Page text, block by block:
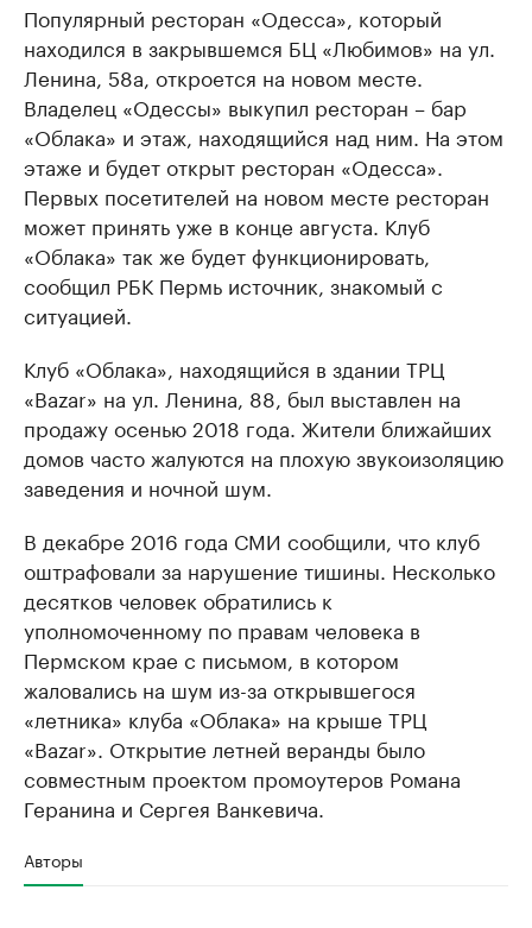
Популярный ресторан «Одесса», который
находился в закрывшемся БЦ «Любимов» на ул.
Ленина, 58а, откроется на новом месте.
Владелец «Одессы» выкупил ресторан – бар
«Облака» и этаж, находящийся над ним. На этом
этаже и будет открыт ресторан «Одесса».
Первых посетителей на новом месте ресторан
может принять уже в конце августа. Клуб
«Облака» так же будет функционировать,
сообщил РБК Пермь источник, знакомый с
ситуацией.
Клуб «Облака», находящийся в здании ТРЦ
«Bazar» на ул. Ленина, 88, был выставлен на
продажу осенью 2018 года. Жители ближайших
домов часто жалуются на плохую звукоизоляцию
заведения и ночной шум.
В декабре 2016 года СМИ сообщили, что клуб
оштрафовали за нарушение тишины. Несколько
десятков человек обратились к
уполномоченному по правам человека в
Пермском крае с письмом, в котором
жаловались на шум из-за открывшегося
«летника» клуба «Облака» на крыше ТРЦ
«Bazar». Открытие летней веранды было
совместным проектом промоутеров Романа
Геранина и Сергея Ванкевича.
Авторы